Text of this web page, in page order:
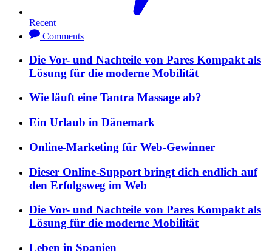
Recent
Comments
Die Vor- und Nachteile von Pares Kompakt als
Lösung für die moderne Mobilität
Wie läuft eine Tantra Massage ab?
Ein Urlaub in Dänemark
Online-Marketing für Web-Gewinner
Dieser Online-Support bringt dich endlich auf
den Erfolgsweg im Web
Die Vor- und Nachteile von Pares Kompakt als
Lösung für die moderne Mobilität
Leben in Spanien